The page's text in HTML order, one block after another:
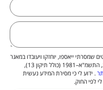
שמסרתי ייאספו, יוחזקו ויעובדו במאגר
מידע בהתאם להוראות חוק הגנת הפרטיות, התשמ"א–1981 (כולל תיקון 13),
. ידוע לי כי מסירת המידע נעשית
לפי החוק.